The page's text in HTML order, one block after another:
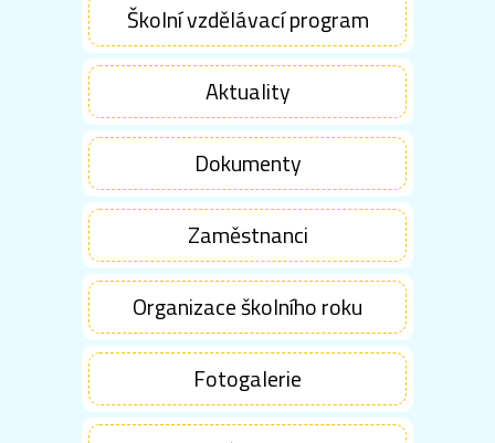
Školní vzdělávací program
Aktuality
Dokumenty
Zaměstnanci
Organizace školního roku
Fotogalerie